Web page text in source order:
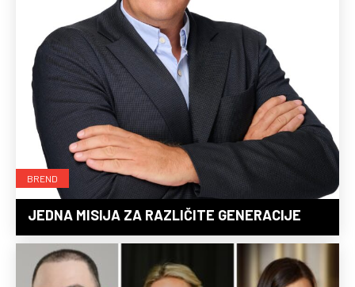
BREND
JEDNA MISIJA ZA RAZLIČITE GENERACIJE